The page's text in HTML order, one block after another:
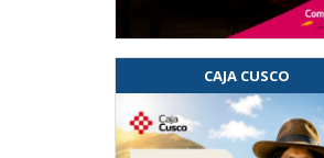
CAJA CUSCO